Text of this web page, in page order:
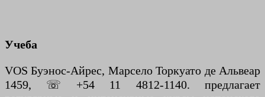
Учеба
VOS Буэнос-Айрес, Марсело Торкуато де Альвеар
1459, ☏ +54 11 4812-1140. предлагает